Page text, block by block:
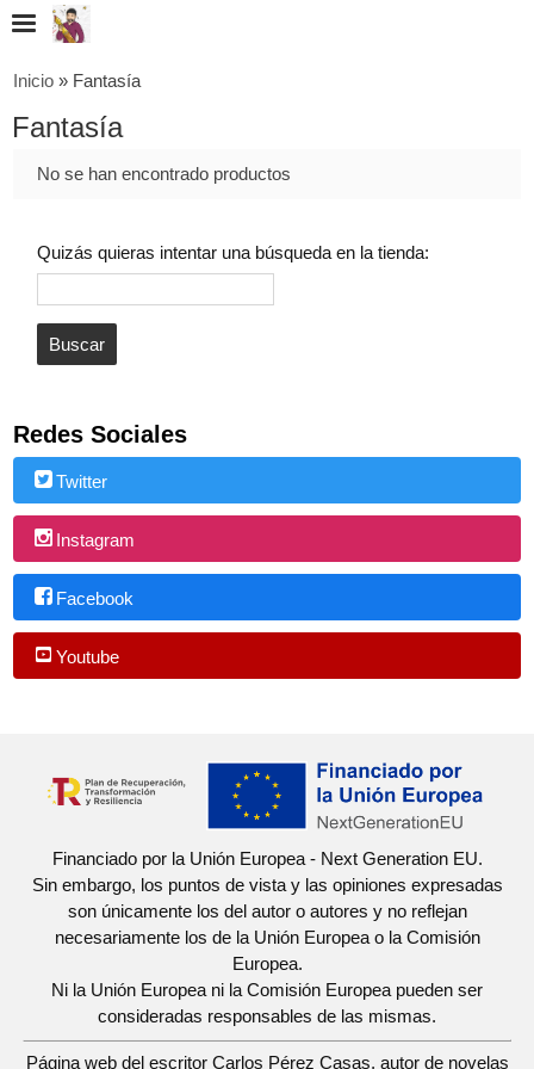
Redes Sociales
Twitter
Instagram
Facebook
Youtube
Inicio » Fantasía
Fantasía
No se han encontrado productos
Quizás quieras intentar una búsqueda en la tienda:
Financiado por la Unión Europea - Next Generation EU.
Sin embargo, los puntos de vista y las opiniones expresadas
son únicamente los del autor o autores y no reflejan
necesariamente los de la Unión Europea o la Comisión
Europea.
Ni la Unión Europea ni la Comisión Europea pueden ser
consideradas responsables de las mismas.
Página web del escritor Carlos Pérez Casas, autor de novelas